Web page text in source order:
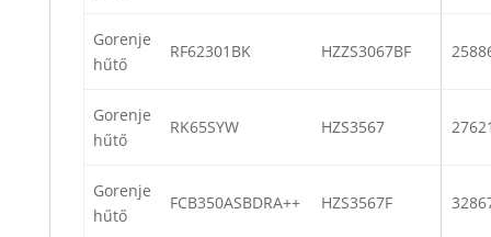
Gorenje
hűtő
RF62301BK HZZS3067BF
Gorenje
hűtő
RK65SYW HZS3567
Gorenje
hűtő
FCB350ASBDRA++ HZS3567F